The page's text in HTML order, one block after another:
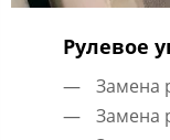
Рулевое
Замена
Замена